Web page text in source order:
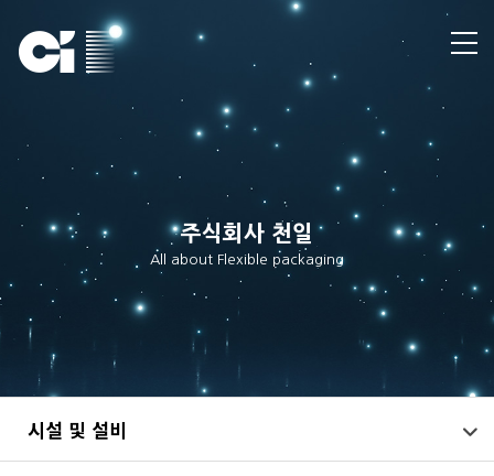
주식회사 천일
All about Flexible packaging
시설 및 설비